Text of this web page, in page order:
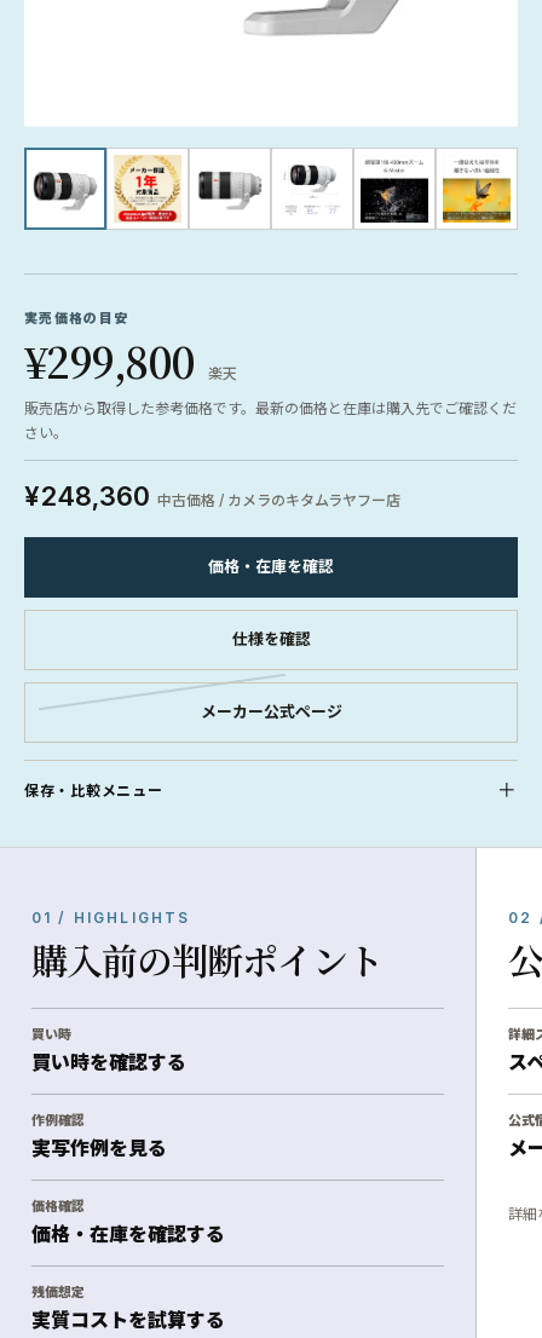
実売価格の目安
¥299,800
楽天
販売店から取得した参考価格です。最新の価格と在庫は購入先でご確認くだ
さい。
¥248,360 中古価格 / カメラのキタムラヤフー店
価格・在庫を確認
仕様を確認
メーカー公式ページ
保存・比較メニュー
01 / HIGHLIGHTS
購入前の判断ポイント
買い時
買い時を確認する
作例確認
実写作例を見る
価格確認
価格・在庫を確認する
残価想定
実質コストを試算する
02
詳細
ス
公式
メ
詳細